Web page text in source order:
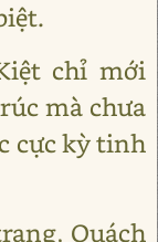
chỉ mới
mà chưa
cực kỳ tinh
Quách